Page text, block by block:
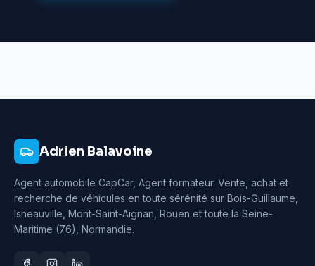
Adrien Balavoine
Agent automobile CapCar, Agent formateur. Vente, achat et
recherche de véhicules en toute sérénité sur Bois-Guillaume,
Isneauville, Mont-Saint-Aignan, Rouen et toute la Seine-
Maritime (76), Normandie.